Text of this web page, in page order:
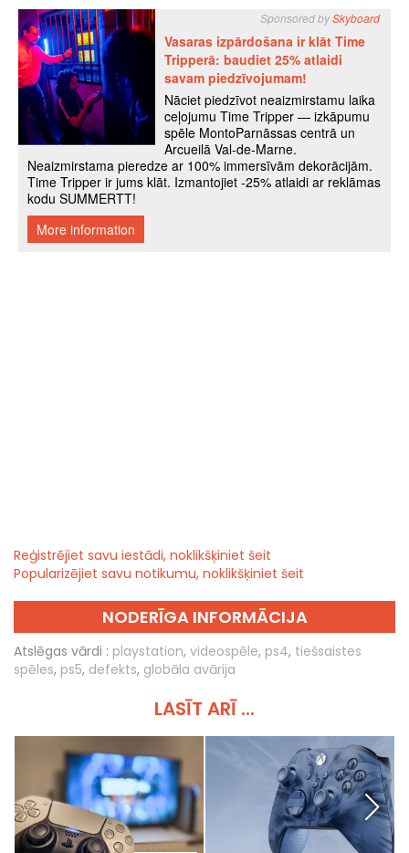
Reģistrējiet savu iestādi, noklikšķiniet šeit
Popularizējiet savu notikumu, noklikšķiniet šeit
NODERĪGA INFORMĀCIJA
Atslēgas vārdi : playstation, videospēle, ps4, tiešsaistes
spēles, ps5, defekts, globāla avārija
LASĪT ARĪ ...